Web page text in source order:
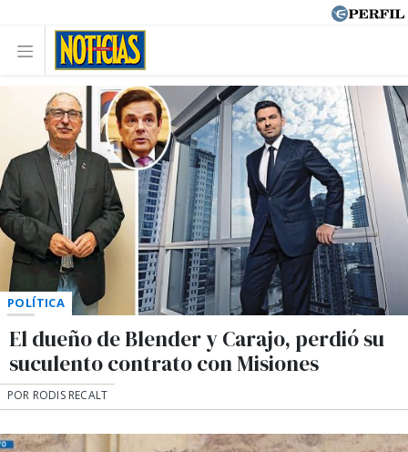
POLÍTICA
El dueño de Blender y Carajo, perdió su
suculento contrato con Misiones
POR RODIS RECALT